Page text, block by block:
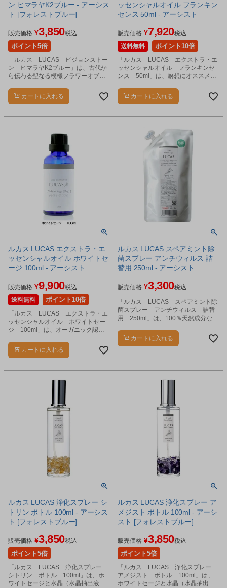
ン ヒマラヤK2ブルー - アーシス
ト [フォレストブルー]
販売価格 ¥3,850税込
ポイント5倍
「ルカス LUCAS ビジョンストー
ン ヒマラヤK2ブルー」は、古代か
ら伝わる聖なる模様フラワーオブラ
ーンです。
カートに入れる
ッセンシャルオイル フランキン
センス 50ml - アーシスト
販売価格 ¥7,920税込
送料無料
ポイント10倍
「ルカス LUCAS エクストラ・エ
ッセンシャルオイル フランキンセ
ンス 50ml」は、瞑想にオススメな
オイル（精油）です。
カートに入れる
ルカス LUCAS エクストラ・エ
ッセンシャルオイル ホワイトセ
ージ 100ml - アーシスト
販売価格 ¥9,900税込
送料無料
ポイント10倍
「ルカス LUCAS エクストラ・エ
ッセンシャルオイル ホワイトセー
ジ 100ml」は、オーガニック認証
育てられたエクストラ・ホワイトセ
ージを乾燥させ、水蒸気蒸留法にて
油）です。
カートに入れる
ルカス LUCAS スペアミント除
菌スプレー アンチウィルス 詰
替用 250ml - アーシスト
販売価格 ¥3,300税込
「ルカス LUCAS スペアミント除
菌スプレー アンチウィルス 詰替
用 250ml」は、100％天然成分なが
スプレーです。
カートに入れる
ルカス LUCAS 浄化スプレー シ
トリン ボトル 100ml - アーシス
ト [フォレストブルー]
販売価格 ¥3,850税込
ポイント5倍
「ルカス LUCAS 浄化スプレー
シトリン ボトル 100ml」は、ホ
ワイトセージと水晶（水晶抽出液）
ルカス LUCAS 浄化スプレー ア
メジスト ボトル 100ml - アーシ
スト [フォレストブルー]
販売価格 ¥3,850税込
ポイント5倍
「ルカス LUCAS 浄化スプレー
アメジスト ボトル 100ml」は、
ホワイトセージと水晶（水晶抽出